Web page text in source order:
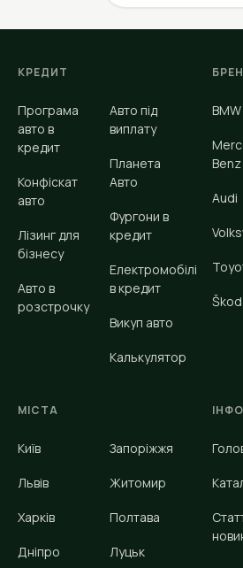
КРЕДИТ
Програма
авто в
кредит
Конфіскат
авто
Лізинг для
бізнесу
Авто в
розстрочку
Авто під
виплату
Планета
Авто
Фургони в
кредит
Електромобілі
в кредит
Викуп авто
Калькулятор
BMW
Benz
Audi
МІСТА
Київ
Львів
Харків
Дніпро
Запоріжжя
Житомир
Полтава
Луцьк
ІНФО